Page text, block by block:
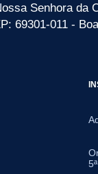
Senhora da
69301-011 -